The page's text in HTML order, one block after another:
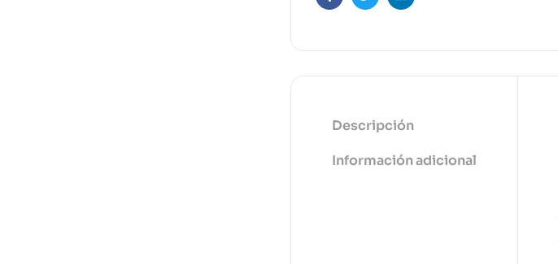
FacebookTwitterLinkedin
Descripción
Información adicional